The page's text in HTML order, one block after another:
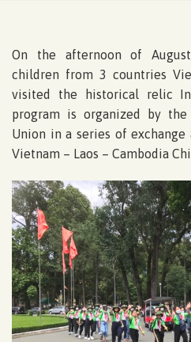
On the afternoon of
children from 3 countries
visited the historical relic
program is organized by
Union in a series of
Vietnam – Laos – Cambodia